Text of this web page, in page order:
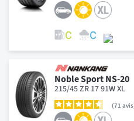
Noble Sport NS-20
215/45 ZR 17 91W XL
71 avis